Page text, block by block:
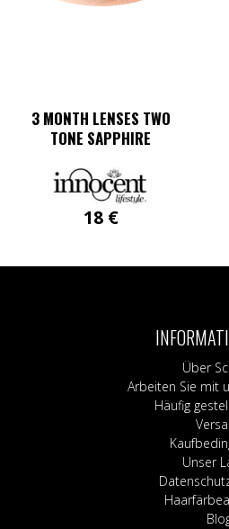
3 MONTH LENSES TWO
TONE SAPPHIRE
18 €
Über
Arbeiten Sie mit
Häufig
Unser